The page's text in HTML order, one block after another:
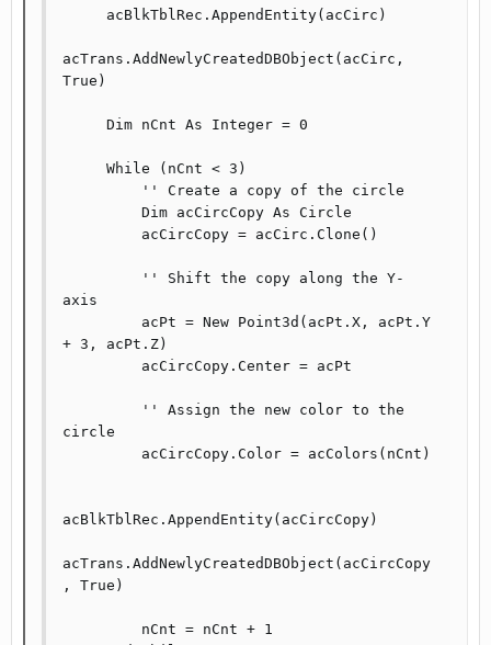
acTrans.AddNewlyCreatedDBObject(acCirc,
True)
axis
+ 3, acPt.Z)
circle
acBlkTblRec.AppendEntity(acCircCopy)
acTrans.AddNewlyCreatedDBObject(acCircCopy
, True)